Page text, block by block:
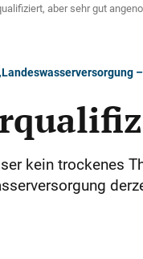
aber sehr gut
kein trockenes